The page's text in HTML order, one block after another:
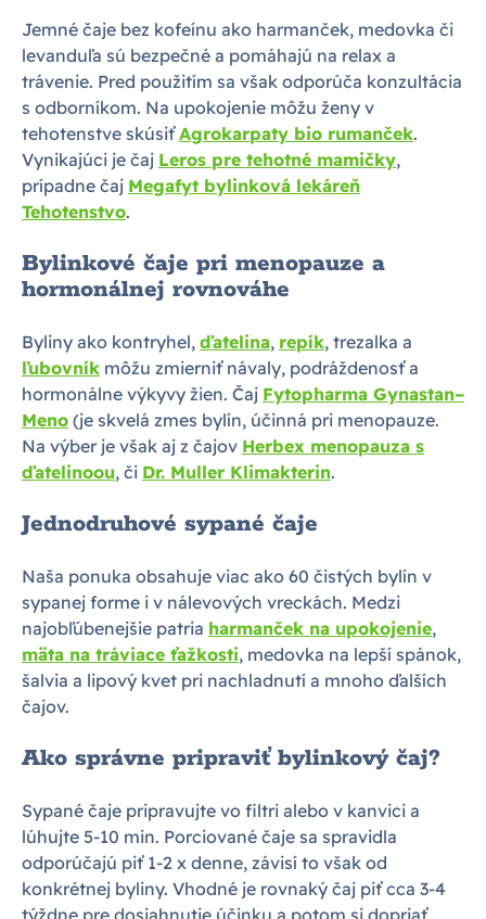
Jemné čaje bez kofeínu ako harmanček, medovka či
levanduľa sú bezpečné a pomáhajú na relax a
trávenie. Pred použitím sa však odporúča konzultácia
s odborníkom. Na upokojenie môžu ženy v
tehotenstve skúsiťAgrokarpaty bio rumanček.
Vynikajúci je čaj Leros pre tehotné mamičky,
prípadne čaj Megafyt bylinková lekáreň
Tehotenstvo.
Bylinkové čaje pri menopauze a
hormonálnej rovnováhe
Byliny ako kontryhel, ďatelina, repík, trezalka a
ľubovník môžu zmierniť návaly, podráždenosť a
hormonálne výkyvy žien. Čaj Fytopharma Gynastan–
Meno (je skvelá zmes bylín, účinná pri menopauze.
Na výber je však aj z čajov Herbex menopauza s
ďatelinoou, či Dr. Muller Klimakterin.
Jednodruhové sypané čaje
Naša ponuka obsahuje viac ako 60 čistých bylín v
sypanej forme i v nálevových vreckách. Medzi
najobľúbenejšie patria harmanček na upokojenie,
mäta na tráviace ťažkosti, medovka na lepší spánok,
šalvia a lipový kvet pri nachladnutí a mnoho ďalších
čajov.
Ako správne pripraviť bylinkový čaj?
Sypané čaje pripravujte vo filtri alebo v kanvici a
lúhujte 5-10 min. Porciované čaje sa spravidla
odporúčajú piť 1-2 x denne, závisí to však od
konkrétnej byliny. Vhodné je rovnaký čaj piť cca 3-4
týždne pre dosiahnutie účinku a potom si dopriať